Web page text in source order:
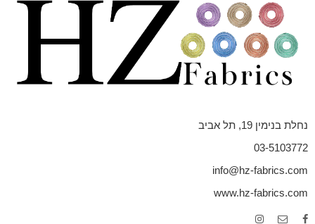
נחלת בנימין 19, תל אביב
03-5103772
info@hz-fabrics.com
www.hz-fabrics.com